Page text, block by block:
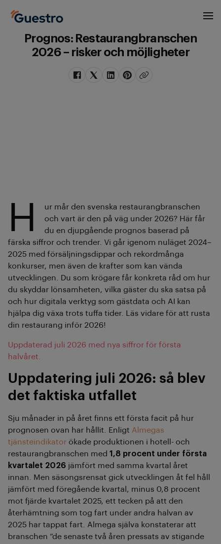
Prognos: Restaurangbranschen
2026 – risker och möjligheter
H
ur mår den svenska restaurangbranschen
och vart är den på väg under 2026? Här får
du en djupgående prognos baserad på
färska siffror och trender. Vi går igenom nuläget 2024–
2025 med försäljningsdippar och rekordmånga
konkurser, men även de krafter som kan vända
utvecklingen. Du som krögare får konkreta råd om hur
du skyddar lönsamheten, vilka gäster du ska satsa på
och hur digitala verktyg som gästdata och AI kan
hjälpa dig växa trots tuffa tider. Läs vidare för att rusta
din restaurang inför 2026!
Uppdaterad juli 2026 med nya siffror för första
halvåret.
Uppdatering juli 2026: så blev
det faktiska utfallet
Sju månader in på året finns ett första facit på hur
prognosen ovan har hållit. Enligt Almegas
tjänsteindikator ökade produktionen i hotell- och
restaurangbranschen med 1,8 procent under första
kvartalet 2026 jämfört med samma kvartal året
innan. Men säsongsrensat gick utvecklingen åt fel håll
jämfört med föregående kvartal, minus 0,8 procent
mot fjärde kvartalet 2025, ett tecken på att den
återhämtning som tog fart under andra halvan av
2025 har tappat fart. Almega själva konstaterar att
branschen ”de senaste två åren pressats av stigande